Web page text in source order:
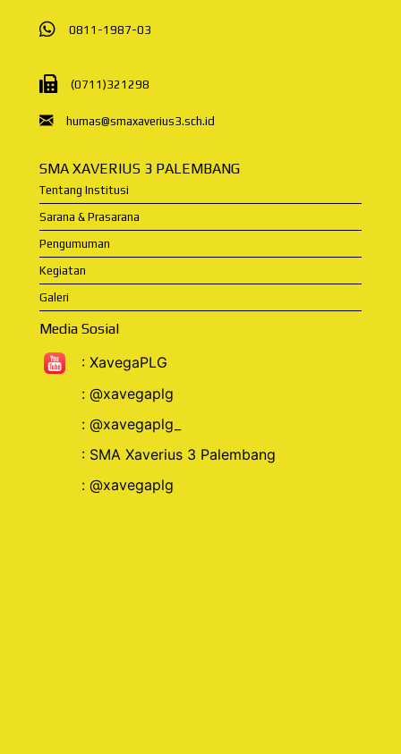
0811-1987-03
(0711)321298
humas@smaxaverius3.sch.id
SMA XAVERIUS 3 PALEMBANG
Tentang Institusi
Sarana & Prasarana
Pengumuman
Kegiatan
Galeri
Media Sosial
: XavegaPLG
: @xavegaplg
: @xavegaplg_
: SMA Xaverius 3 Palembang
: @xavegaplg